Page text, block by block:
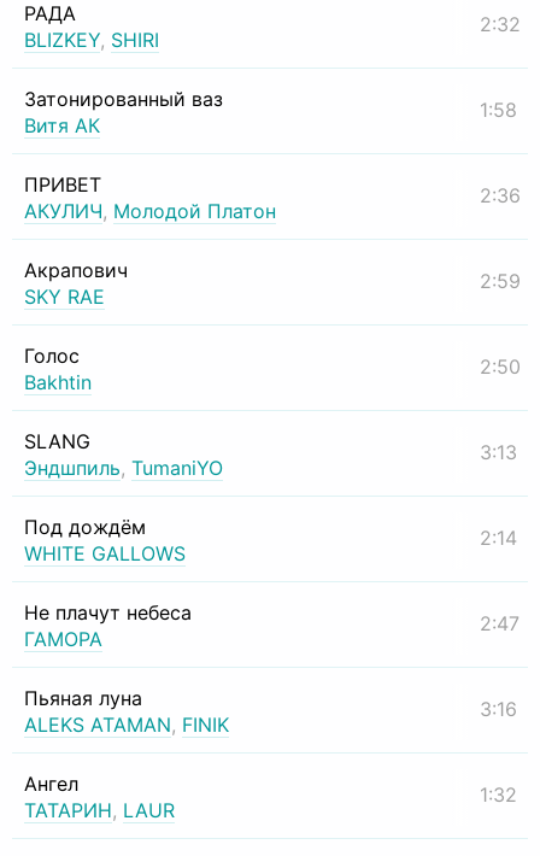
РАДА
BLIZKEY, SHIRI
2:32
Затонированный ваз
Витя АК
1:58
ПРИВЕТ
АКУЛИЧ, Молодой Платон
2:36
Акрапович
SKY RAE
2:59
Голос
Bakhtin
2:50
SLANG
Эндшпиль, TumaniYO
3:13
Под дождём
WHITE GALLOWS
2:14
Не плачут небеса
ГАМОРА
2:47
Пьяная луна
ALEKS ATAMAN, FINIK
3:16
Ангел
ТАТАРИН, LAUR
1:32